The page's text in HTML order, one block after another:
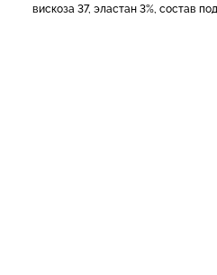
вискоза 37, эластан 3%, состав